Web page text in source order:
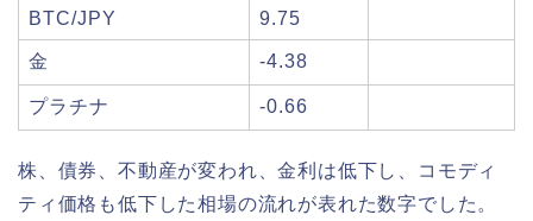
BTC/JPY 9.75
金 -4.38
プラチナ -0.66
株、債券、不動産が変われ、金利は低下し、コモディ
ティ価格も低下した相場の流れが表れた数字でした。